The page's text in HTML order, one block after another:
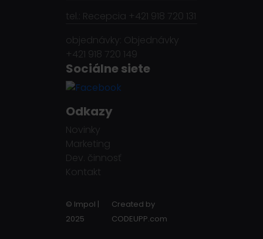
tel.: Recepcia +421 918 720 131
objednávky: Objednávky
+421 918 720 149
Sociálne siete
Odkazy
Novinky
Marketing
Dev. činnosť
Kontakt
© Impol |
2025
Created by
CODEUPP.com